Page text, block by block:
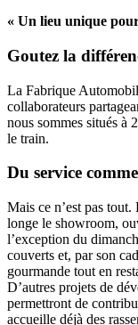
« Un lieu unique
Goutez la
La Fabrique
collaborateurs
nous sommes situés à
le train.
Du service
Mais ce n’est pas
longe le showroom,
l’exception du
couverts et, par son
gourmande tout en
D’autres projets de
permettront de
accueille déjà des